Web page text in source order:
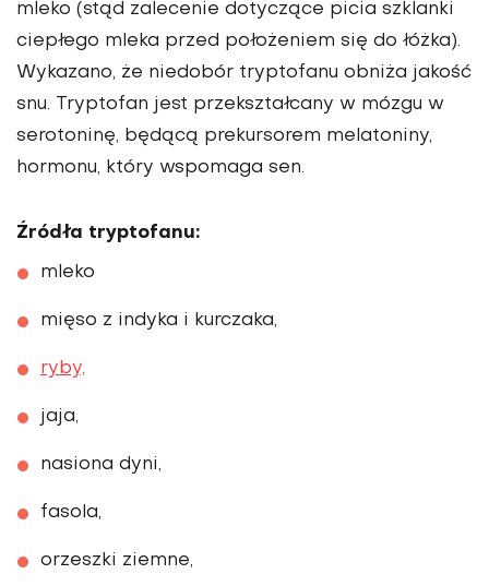
mleko (stąd zalecenie dotyczące picia szklanki
ciepłego mleka przed położeniem się do łóżka).
Wykazano, że niedobór tryptofanu obniża jakość
snu. Tryptofan jest przekształcany w mózgu w
serotoninę, będącą prekursorem melatoniny,
hormonu, który wspomaga sen.
Źródła tryptofanu:
mleko
mięso z indyka i kurczaka,
ryby,
jaja,
nasiona dyni,
fasola,
orzeszki ziemne,